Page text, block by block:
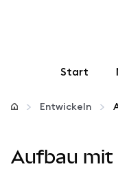
Start
Krypto
Entwickeln
Aufbau mit